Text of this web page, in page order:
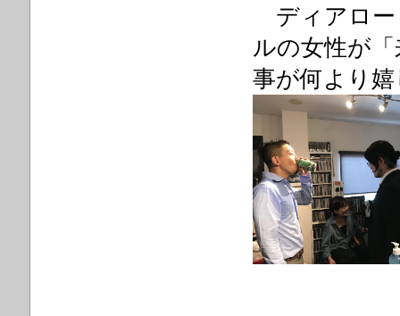
ディアロー
ルの女性が
事が何より